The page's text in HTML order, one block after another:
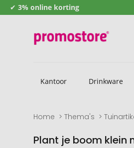
✔ 3% online korting
Kantoor Drinkware
Home Thema's
Plant je boom klein